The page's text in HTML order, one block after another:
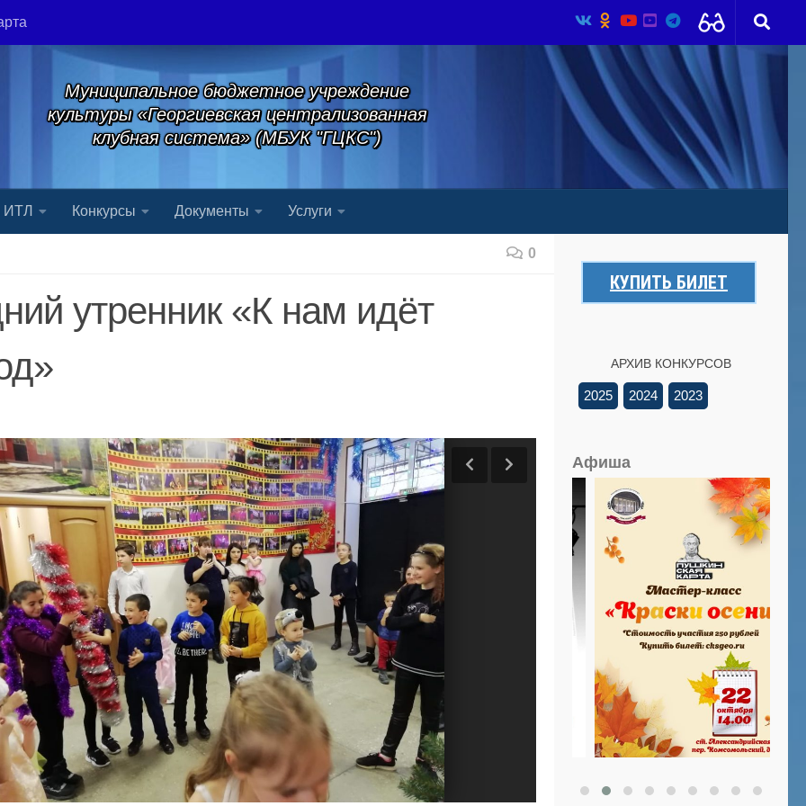
Муниципальное бюджетное учреждение
культуры «Георгиевская централизованная
клубная система» (МБУК "ГЦКС")
ИТЛ Конкурсы Документы Услуги
0
утренник «К нам идёт
КУПИТЬ БИЛЕТ
АРХИВ КОНКУРСОВ
2025 2024 2023
Афиша